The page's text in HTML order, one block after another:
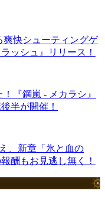
爽快シューティングゲ
ッシュ』リリース！
『鋼嵐 - メカラシ』
半が開催！
、新章「氷と血の
酬もお見逃し無く！